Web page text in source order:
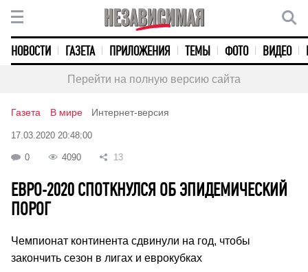
НОВОСТИ ГАЗЕТА ПРИЛОЖЕНИЯ ТЕМЫ ФОТО ВИДЕО
Перейти на полную версию сайта
Газета В мире Интернет-версия
17.03.2020 20:48:00
0 4090 13
ЕВРО-2020 СПОТКНУЛСЯ ОБ ЭПИДЕМИЧЕСКИЙ
ПОРОГ
Чемпионат континента сдвинули на год, чтобы
закончить сезон в лигах и еврокубках